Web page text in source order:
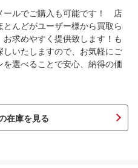
ールでご購入も可能です！ 店
んどがユーザー様から買取ら
求めやすく提供致します！も
いたしますので、お気軽にご
選べることで安心、納得の価
在庫を見る